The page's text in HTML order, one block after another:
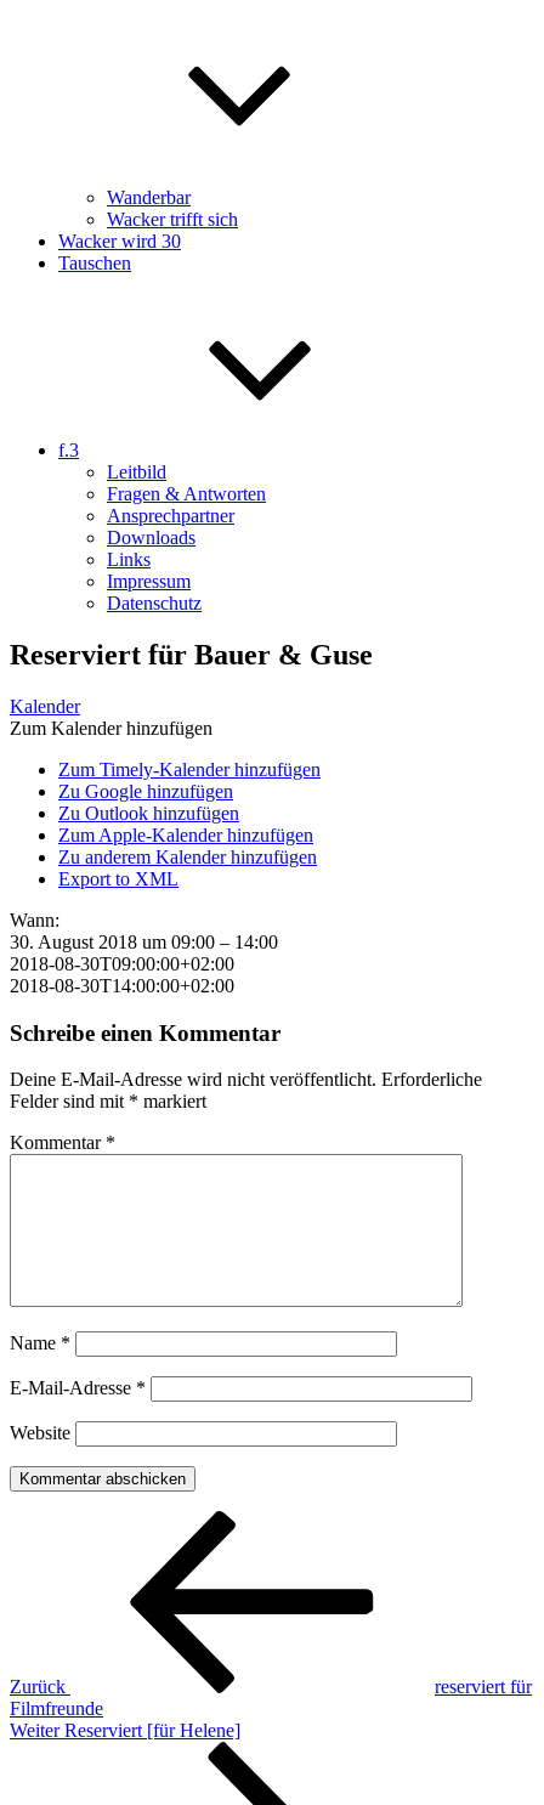
Wanderbar
Wacker trifft sich
Wacker wird 30
Tauschen
f.3
Leitbild
Fragen & Antworten
Ansprechpartner
Downloads
Links
Impressum
Datenschutz
Reserviert für Bauer & Guse
Kalender
Zum Kalender hinzufügen
Zum Timely-Kalender hinzufügen
Zu Google hinzufügen
Zu Outlook hinzufügen
Zum Apple-Kalender hinzufügen
Zu anderem Kalender hinzufügen
Export to XML
Wann:
30. August 2018 um 09:00 – 14:00
2018-08-30T09:00:00+02:00
2018-08-30T14:00:00+02:00
Schreibe einen Kommentar
Deine E-Mail-Adresse wird nicht veröffentlicht. Erforderliche
Felder sind mit * markiert
Kommentar *
Name *
E-Mail-Adresse *
Website
Beitragsnavigation
Zurück
reserviert für
Filmfreunde
Nächster
Weiter Reserviert [für Helene]